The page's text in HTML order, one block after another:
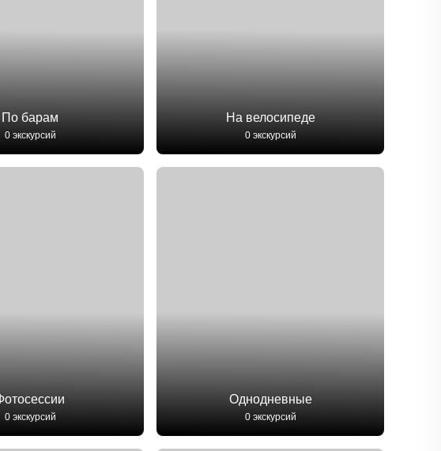
По барам
0 экскурсий
На велосипеде
0 экскурсий
0 экскурсий
Однодневные
0 экскурсий